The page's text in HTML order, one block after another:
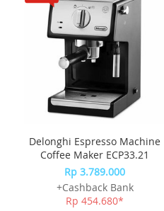
Delonghi Espresso Machine
Coffee Maker ECP33.21
Rp 3.789.000
+Cashback Bank
Rp 454.680*